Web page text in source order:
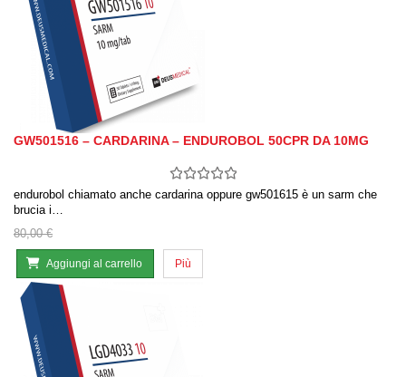
GW501516 – CARDARINA – ENDUROBOL 50CPR DA 10MG
endurobol chiamato anche cardarina oppure gw501615 è un sarm che
brucia i…
80,00 €
Aggiungi al carrello Più